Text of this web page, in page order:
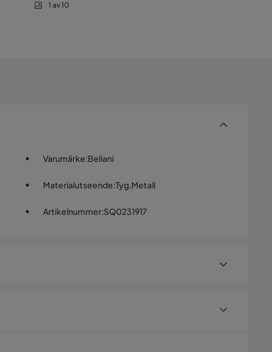
1 av 10
Varumärke:Beliani
Materialutseende:Tyg,Metall
Artikelnummer:SQ0231917